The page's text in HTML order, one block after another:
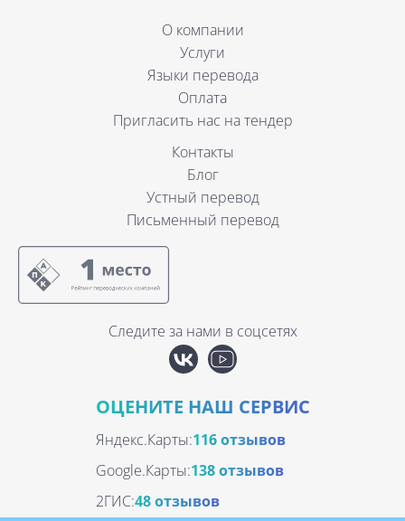
О компании
Услуги
Языки перевода
Оплата
Пригласить нас на тендер
Контакты
Блог
Устный перевод
Письменный перевод
Следите за нами в соцсетях
ОЦЕНИТЕ НАШ СЕРВИС
Яндекс.Карты:116 отзывов
Google.Карты:138 отзывов
2ГИС:48 отзывов